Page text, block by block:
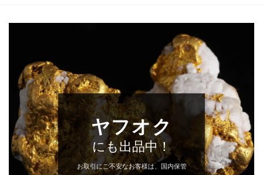
ヤフオク
にも出品中！
お取引にご不安なお客様は、国内保管